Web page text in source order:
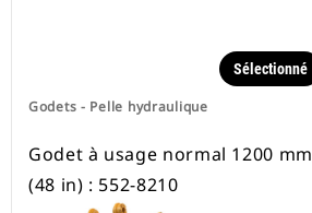
Godets - Pelle hydraulique
Sélectionné
Godet à usage normal 1200 mm
(48 in) : 552-8210